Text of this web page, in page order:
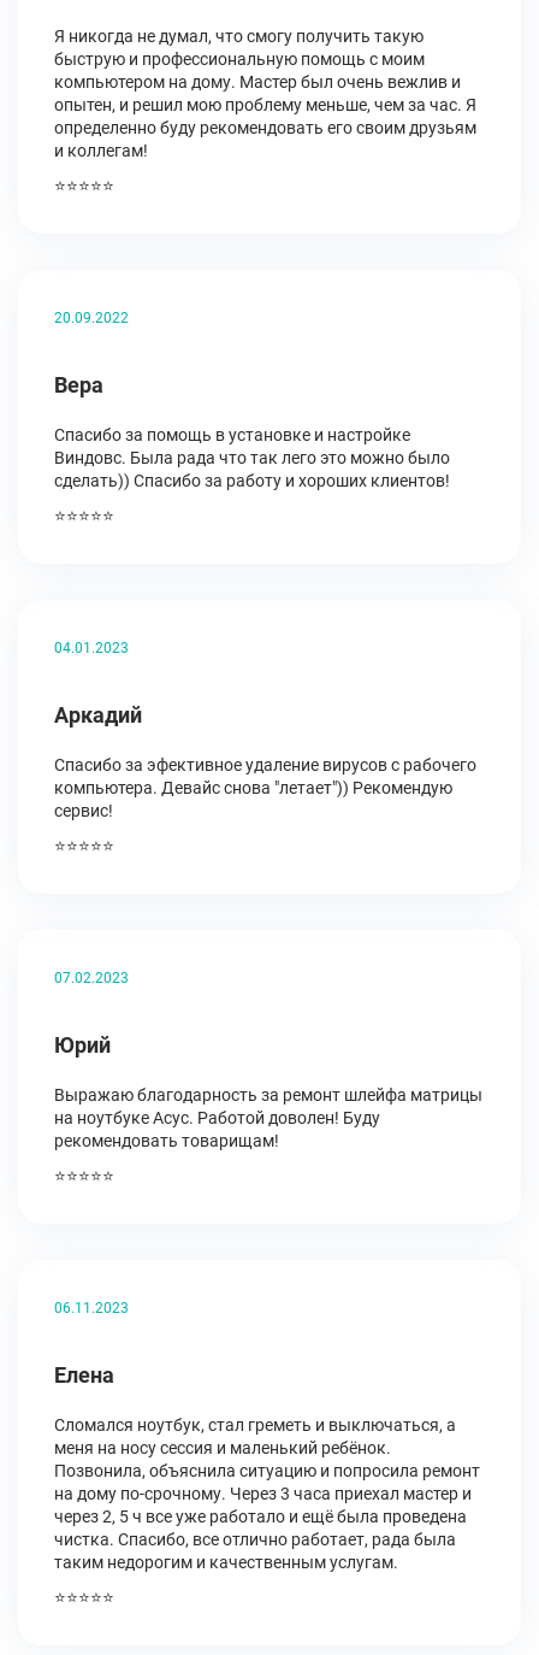
Я никогда не думал, что смогу получить такую
быструю и профессиональную помощь с моим
компьютером на дому. Мастер был очень вежлив и
опытен, и решил мою проблему меньше, чем за час. Я
определенно буду рекомендовать его своим друзьям
и коллегам!
⭐⭐⭐⭐⭐
20.09.2022
Вера
Спасибо за помощь в установке и настройке
Виндовс. Была рада что так лего это можно было
сделать)) Спасибо за работу и хороших клиентов!
⭐⭐⭐⭐⭐
04.01.2023
Аркадий
Спасибо за эфективное удаление вирусов с рабочего
компьютера. Девайс снова "летает")) Рекомендую
сервис!
⭐⭐⭐⭐⭐
07.02.2023
Юрий
Выражаю благодарность за ремонт шлейфа матрицы
на ноутбуке Асус. Работой доволен! Буду
рекомендовать товарищам!
⭐⭐⭐⭐⭐
06.11.2023
Елена
Сломался ноутбук, стал греметь и выключаться, а
меня на носу сессия и маленький ребёнок.
Позвонила, объяснила ситуацию и попросила ремонт
на дому по-срочному. Через 3 часа приехал мастер и
через 2, 5 ч все уже работало и ещё была проведена
чистка. Спасибо, все отлично работает, рада была
таким недорогим и качественным услугам.
⭐⭐⭐⭐⭐